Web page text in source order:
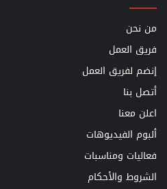
من نحن
فريق العمل
إنضم لفريق العمل
أتصل بنا
اعلن معنا
ألبوم الفيديوهات
فعاليات ومناسبات
الشروط والأحكام